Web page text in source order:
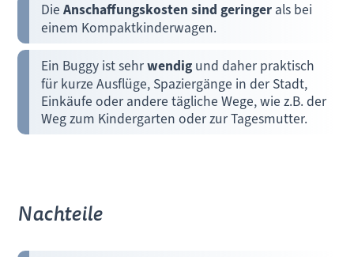
DieAnschaffungskosten sind geringer als bei
einem Kompaktkinderwagen.
Ein Buggy ist sehrwendig und daher praktisch
für kurze Ausflüge, Spaziergänge in der Stadt,
Einkäufe oder andere tägliche Wege, wie z.B. der
Weg zum Kindergarten oder zur Tagesmutter.
Nachteile